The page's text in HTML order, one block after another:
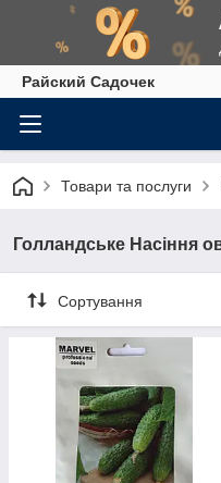
Райский Садочек
Товари та послуги
Голландське Насіння
Сортування